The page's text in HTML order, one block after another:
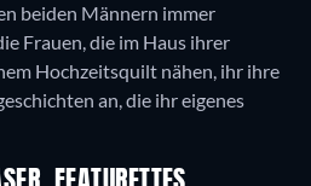
beiden Männern immer
Frauen, die im Haus ihrer
Hochzeitsquilt nähen, ihr ihre
an, die ihr eigenes